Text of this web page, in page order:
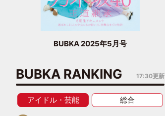
BUBKA 2025年5月号
BUBKA RANKING 17:30更新
アイドル・芸能 総合